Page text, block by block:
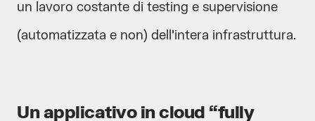
un lavoro costante di testing e supervisione
(automatizzata e non) dell’intera infrastruttura.
Un applicativo in cloud “fully